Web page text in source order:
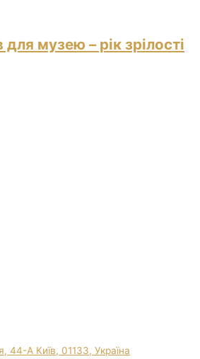
музею – рік зрілості
44-А Київ, 01133, Україна